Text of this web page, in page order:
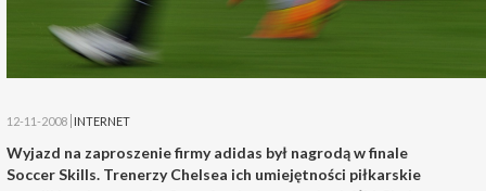
12-11-2008 INTERNET
Wyjazd na zaproszenie firmy adidas był nagrodą w finale
Soccer Skills. Trenerzy Chelsea ich umiejętności piłkarskie